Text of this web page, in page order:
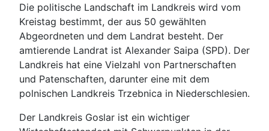
Die politische Landschaft im Landkreis wird vom
Kreistag bestimmt, der aus 50 gewählten
Abgeordneten und dem Landrat besteht. Der
amtierende Landrat ist Alexander Saipa (SPD). Der
Landkreis hat eine Vielzahl von Partnerschaften
und Patenschaften, darunter eine mit dem
polnischen Landkreis Trzebnica in Niederschlesien.
Der Landkreis Goslar ist ein wichtiger